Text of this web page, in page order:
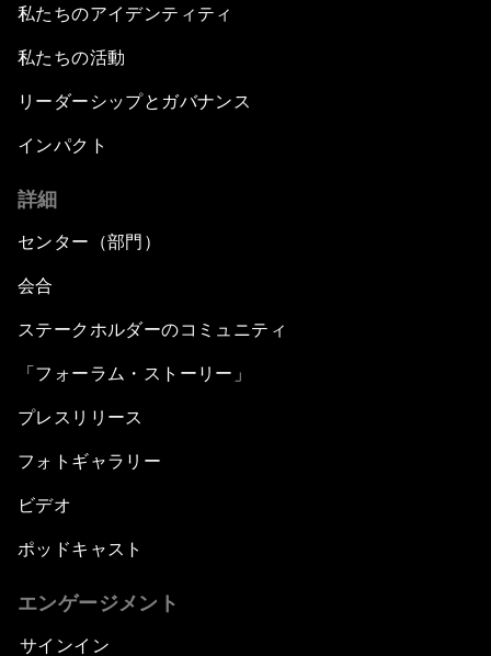
私たちのアイデンティティ
私たちの活動
リーダーシップとガバナンス
インパクト
詳細
センター（部門）
会合
ステークホルダーのコミュニティ
「フォーラム・ストーリー」
プレスリリース
フォトギャラリー
ビデオ
ポッドキャスト
エンゲージメント
サインイン